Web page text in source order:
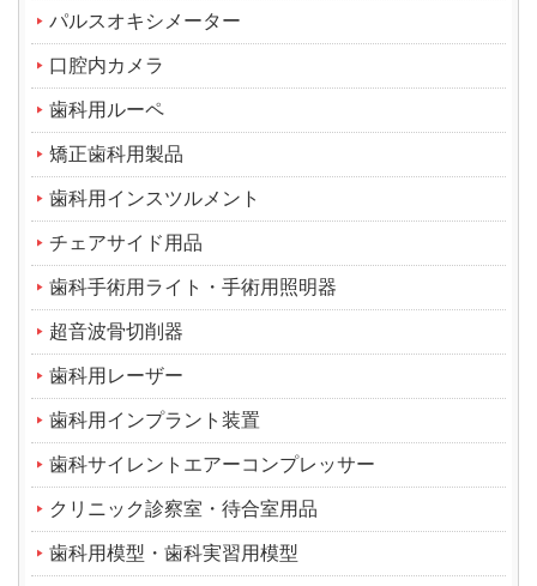
パルスオキシメーター
口腔内カメラ
歯科用ルーペ
矯正歯科用製品
歯科用インスツルメント
チェアサイド用品
歯科手術用ライト・手術用照明器
超音波骨切削器
歯科用レーザー
歯科用インプラント装置
歯科サイレントエアーコンプレッサー
クリニック診察室・待合室用品
歯科用模型・歯科実習用模型